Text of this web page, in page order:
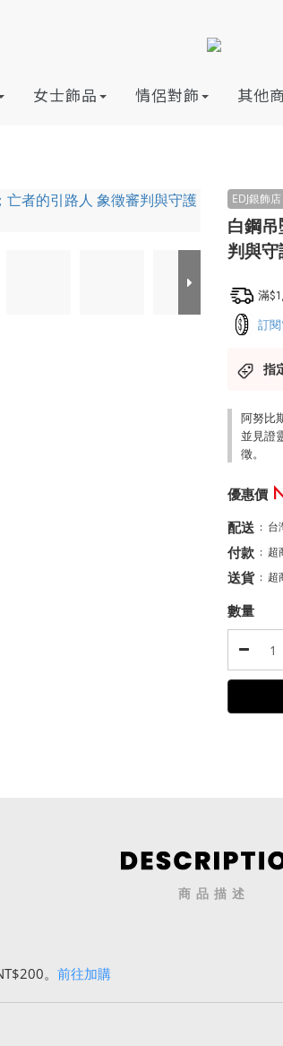
女士飾品 情侶對飾 其他
白鋼
判與守
滿
訂
指
阿努比
並見證
徵。
配送 : 台
付款 : 超
送貨 : 超
數量
商品描述
。 前往加購